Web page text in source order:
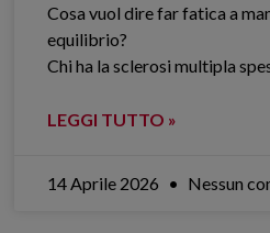
Cosa vuol dire far fatica a
equilibrio?
Chi ha la sclerosi multipla
LEGGI TUTTO »
14 Aprile 2026 Nessun